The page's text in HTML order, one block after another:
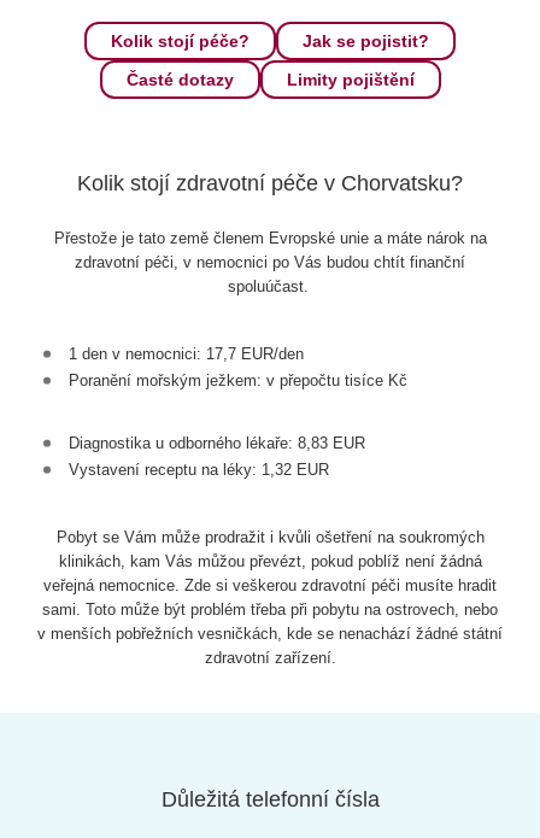
Kolik stojí péče?
Jak se pojistit?
Časté dotazy
Limity pojištění
Kolik stojí zdravotní péče v Chorvatsku?
Přestože je tato země členem Evropské unie a máte nárok na
zdravotní péči, v nemocnici po Vás budou chtít finanční
spoluúčast.
1 den v nemocnici: 17,7 EUR/den
Poranění mořským ježkem: v přepočtu tisíce Kč
Diagnostika u odborného lékaře: 8,83 EUR
Vystavení receptu na léky: 1,32 EUR
Pobyt se Vám může prodražit i kvůli ošetření na soukromých
klinikách, kam Vás můžou převézt, pokud poblíž není žádná
veřejná nemocnice. Zde si veškerou zdravotní péči musíte hradit
sami. Toto může být problém třeba při pobytu na ostrovech, nebo
v menších pobřežních vesničkách, kde se nenachází žádné státní
zdravotní zařízení.
Důležitá telefonní čísla